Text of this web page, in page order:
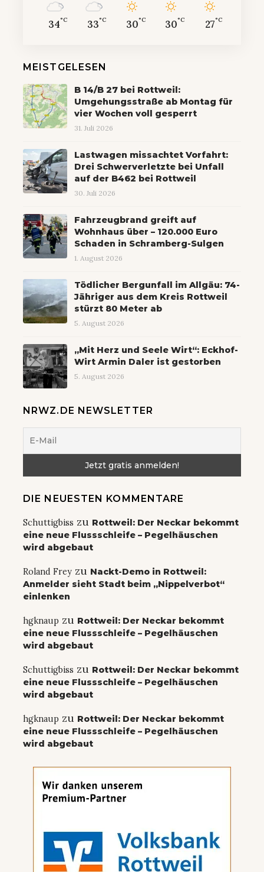
34°C 33°C 30°C 30°C 27°C
MEISTGELESEN
B 14/B 27 bei Rottweil:
Umgehungsstraße ab Montag für
vier Wochen voll gesperrt
31. Juli 2026
Lastwagen missachtet Vorfahrt:
Drei Schwerverletzte bei Unfall
auf der B462 bei Rottweil
30. Juli 2026
Fahrzeugbrand greift auf
Wohnhaus über – 120.000 Euro
Schaden in Schramberg-Sulgen
1. August 2026
Tödlicher Bergunfall im Allgäu: 74-
Jähriger aus dem Kreis Rottweil
stürzt 80 Meter ab
5. August 2026
„Mit Herz und Seele Wirt“: Eckhof-
Wirt Armin Daler ist gestorben
5. August 2026
NRWZ.DE NEWSLETTER
DIE NEUESTEN KOMMENTARE
Schuttigbiss zu Rottweil: Der Neckar bekommt
eine neue Flussschleife – Pegelhäuschen
wird abgebaut
Roland Frey zu Nackt-Demo in Rottweil:
Anmelder sieht Stadt beim „Nippelverbot“
einlenken
hgknaup zu Rottweil: Der Neckar bekommt
eine neue Flussschleife – Pegelhäuschen
wird abgebaut
Schuttigbiss zu Rottweil: Der Neckar bekommt
eine neue Flussschleife – Pegelhäuschen
wird abgebaut
hgknaup zu Rottweil: Der Neckar bekommt
eine neue Flussschleife – Pegelhäuschen
wird abgebaut